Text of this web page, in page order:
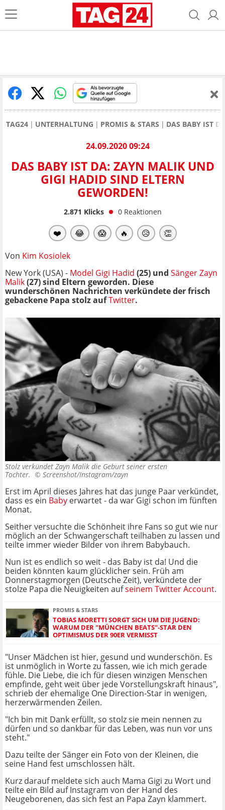
TAG24 UNTERHALTUNG PROMIS & STARS DAS BABY IST
24.09.2020 09:24
DAS BABY IST DA: ZAYN MALIK UND
GIGI HADID SIND ELTERN
GEWORDEN!
2.871 Klicks 0 Reaktionen
❤️ 😂 😱 🔥 😥 👏
Von Kim Kosiolek
New York (USA) - Model Gigi Hadid (25) und Sänger Zayn
Malik(27) sind Eltern geworden. Diese
wunderschönen Nachrichten verkündete der frisch
gebackene Papa stolz aufTwitter.
Stolz verkündet Zayn Malik die Geburt seiner ersten
Tochter. © Screenshot/Instagram/zayn
Erst im April dieses Jahres hat das junge Paar verkündet,
dass es ein Baby erwartet - da war Gigi schon im fünften
Monat.
Seither versuchte die Schönheit ihre Fans so gut wie nur
möglich an der Schwangerschaft teilhaben zu lassen und
teilte immer wieder Bilder von ihrem Babybauch.
Nun ist es endlich so weit - das Baby ist da! Und die
beiden könnten kaum glücklicher sein. Früh am
Donnerstagmorgen (Deutsche Zeit), verkündete der
stolze Papa die Neuigkeiten aufseinem Twitter Account.
PROMIS & STARS
TOBIAS MORETTI SORGT SICH UM DIE JUGEND:
WARUM DER "MÜNCHEN BEATS"-STAR DEN
OPTIMISMUS DER 90ER VERMISST
"Unser Mädchen ist hier, gesund und wunderschön. Es
ist unmöglich in Worte zu fassen, wie ich mich gerade
fühle. Die Liebe, die ich für diesen winzigen Menschen
empfinde, geht weit über jede Vorstellungskraft hinaus",
schrieb der ehemalige One Direction-Star in wenigen,
herzerwärmenden Zeilen.
"Ich bin mit Dank erfüllt, so stolz sie mein nennen zu
dürfen und so dankbar für das Leben, was nun vor uns
steht."
Dazu teilte der Sänger ein Foto von der Kleinen, die
seine Hand fest umschlossen hält.
Kurz darauf meldete sich auch Mama Gigi zu Wort und
teilte ein Bild auf Instagram von der Hand des
Neugeborenen, das sich fest an Papa Zayn klammert.